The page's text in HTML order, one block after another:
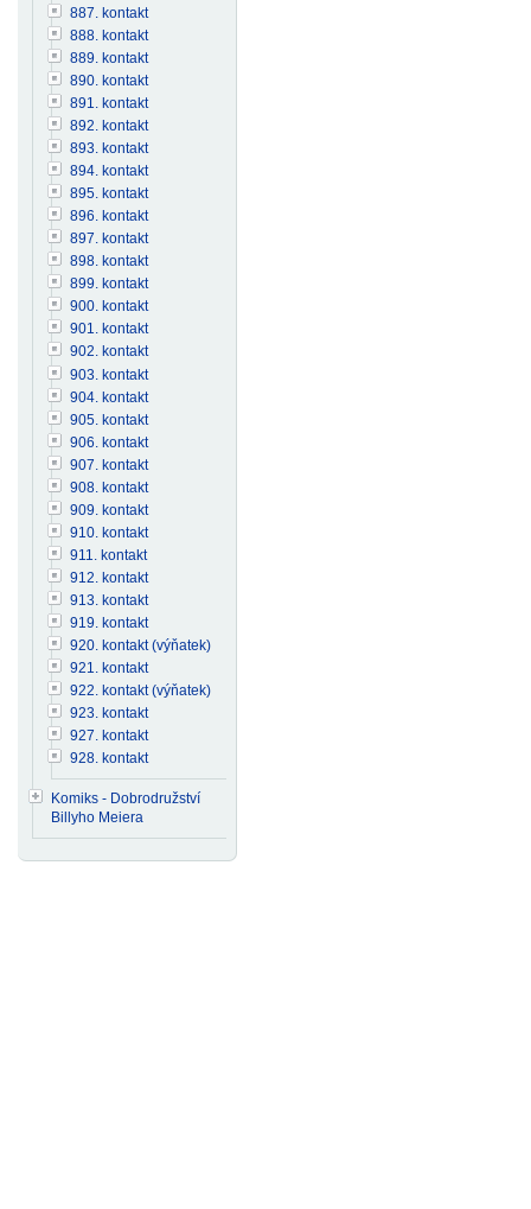
887. kontakt
888. kontakt
889. kontakt
890. kontakt
891. kontakt
892. kontakt
893. kontakt
894. kontakt
895. kontakt
896. kontakt
897. kontakt
898. kontakt
899. kontakt
900. kontakt
901. kontakt
902. kontakt
903. kontakt
904. kontakt
905. kontakt
906. kontakt
907. kontakt
908. kontakt
909. kontakt
910. kontakt
911. kontakt
912. kontakt
913. kontakt
919. kontakt
920. kontakt (výňatek)
921. kontakt
922. kontakt (výňatek)
923. kontakt
927. kontakt
928. kontakt
Komiks - Dobrodružství
Billyho Meiera